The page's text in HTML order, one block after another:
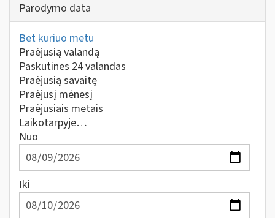
Parodymo data
Bet kuriuo metu
Praėjusią valandą
Paskutines 24 valandas
Praėjusią savaitę
Praėjusį mėnesį
Praėjusiais metais
Laikotarpyje…
Nuo
Iki